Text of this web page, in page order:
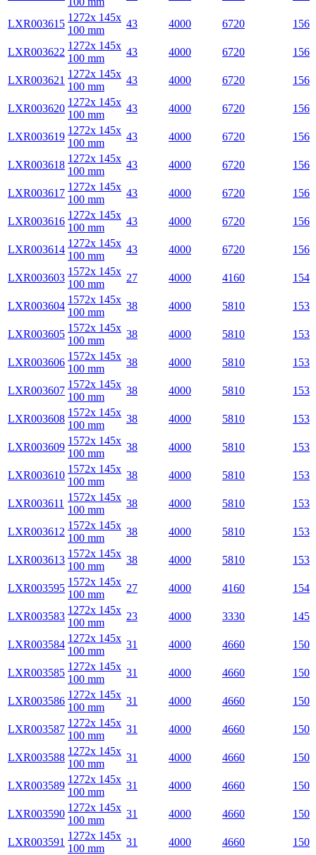
LXR003615
1272x 145x
100 mm
43 4000 6720 156
LXR003622
1272x 145x
100 mm
43 4000 6720 156
LXR003621
1272x 145x
100 mm
43 4000 6720 156
LXR003620
1272x 145x
100 mm
43 4000 6720 156
LXR003619
1272x 145x
100 mm
43 4000 6720 156
LXR003618
1272x 145x
100 mm
43 4000 6720 156
LXR003617
1272x 145x
100 mm
43 4000 6720 156
LXR003616
1272x 145x
100 mm
43 4000 6720 156
LXR003614
1272x 145x
100 mm
43 4000 6720 156
LXR003603
1572x 145x
100 mm
27 4000 4160 154
LXR003604
1572x 145x
100 mm
38 4000 5810 153
LXR003605
1572x 145x
100 mm
38 4000 5810 153
LXR003606
1572x 145x
100 mm
38 4000 5810 153
LXR003607
1572x 145x
100 mm
38 4000 5810 153
LXR003608
1572x 145x
100 mm
38 4000 5810 153
LXR003609
1572x 145x
100 mm
38 4000 5810 153
LXR003610
1572x 145x
100 mm
38 4000 5810 153
LXR003611
1572x 145x
100 mm
38 4000 5810 153
LXR003612
1572x 145x
100 mm
38 4000 5810 153
LXR003613
1572x 145x
100 mm
38 4000 5810 153
LXR003595
1572x 145x
100 mm
27 4000 4160 154
LXR003583
1272x 145x
100 mm
23 4000 3330 145
LXR003584
1272x 145x
100 mm
31 4000 4660 150
LXR003585
1272x 145x
100 mm
31 4000 4660 150
LXR003586
1272x 145x
100 mm
31 4000 4660 150
LXR003587
1272x 145x
100 mm
31 4000 4660 150
LXR003588
1272x 145x
100 mm
31 4000 4660 150
LXR003589
1272x 145x
100 mm
31 4000 4660 150
LXR003590
1272x 145x
100 mm
31 4000 4660 150
LXR003591
1272x 145x
100 mm
31 4000 4660 150